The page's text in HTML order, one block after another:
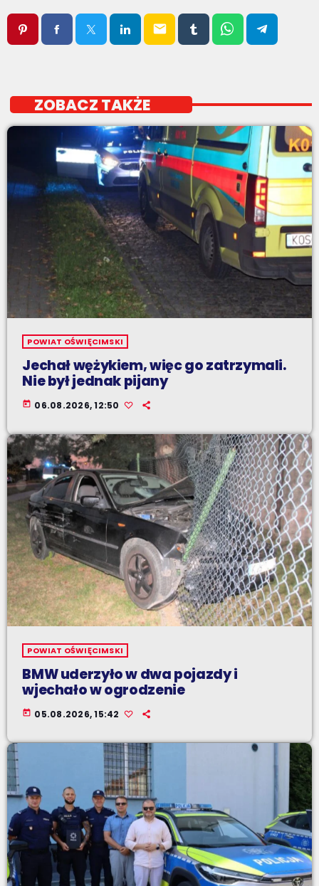
email
ZOBACZ TAKŻE
POWIAT OŚWIĘCIMSKI
Jechał wężykiem, więc go zatrzymali.
Nie był jednak pijany
today 06.08.2026, 12:50
POWIAT OŚWIĘCIMSKI
BMW uderzyło w dwa pojazdy i
wjechało w ogrodzenie
today 05.08.2026, 15:42